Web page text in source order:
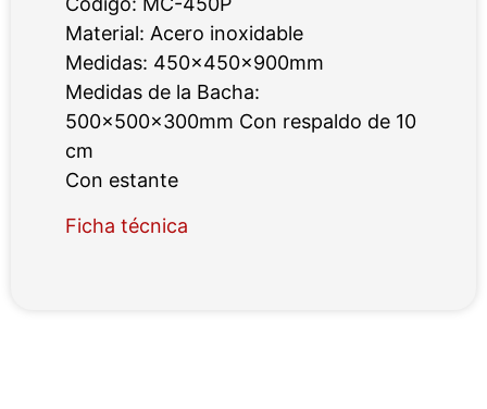
Material: Acero inoxidable
Medidas: 450x450x900mm
Medidas de la Bacha:
500x500x300mm Con respaldo de 10
cm
Con estante
Ficha técnica